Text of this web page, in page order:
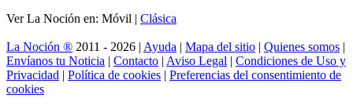
Ver La Noción en: Móvil | Clásica
La Noción ® 2011 - 2026 | Ayuda | Mapa del sitio | Quienes somos |
Envíanos tu Noticia | Contacto | Aviso Legal | Condiciones de Uso y
Privacidad | Política de cookies | Preferencias del consentimiento de
cookies